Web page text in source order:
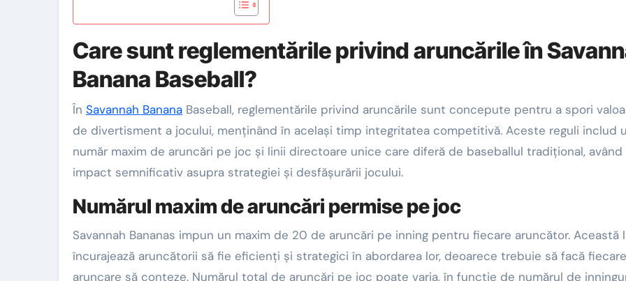
Care sunt reglementările privind aruncările în
Banana Baseball?
În Savannah Banana Baseball, reglementările privind aruncările sunt concepute pentru a spori
de divertisment a jocului, menținând în același timp integritatea competitivă. Aceste reguli includ
număr maxim de aruncări pe joc și linii directoare unice care diferă de baseballul tradițional, având
impact semnificativ asupra strategiei și desfășurării jocului.
Numărul maxim de aruncări permise pe joc
Savannah Bananas impun un maxim de 20 de aruncări pe inning pentru fiecare aruncător. Această
încurajează aruncătorii să fie eficienți și strategici în abordarea lor, deoarece trebuie să facă fiecare
aruncare să conteze. Numărul total de aruncări pe joc poate varia, în funcție de numărul de